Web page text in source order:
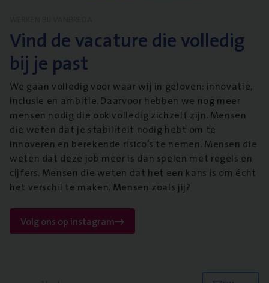
Vind de vacature die volledig
bij je past
We gaan volledig voor waar wij in geloven: innovatie,
inclusie en ambitie. Daarvoor hebben we nog meer
mensen nodig die ook volledig zichzelf zijn. Mensen
die weten dat je stabiliteit nodig hebt om te
innoveren en berekende risico’s te nemen. Mensen die
weten dat deze job meer is dan spelen met regels en
cijfers. Mensen die weten dat het een kans is om écht
het verschil te maken. Mensen zoals jij?
Volg ons op instagram